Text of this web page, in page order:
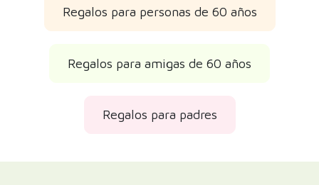
Regalos para personas de 60 años
Regalos para amigas de 60 años
Regalos para padres